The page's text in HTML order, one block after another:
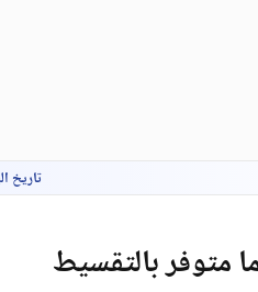
تاريخ
متوفر بالتقسيط